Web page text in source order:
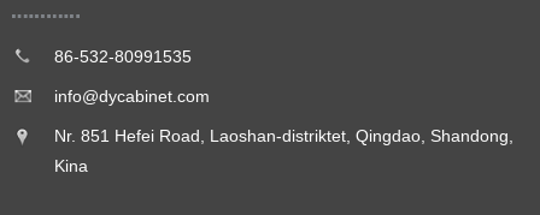
86-532-80991535
info@dycabinet.com
Nr. 851 Hefei Road, Laoshan-distriktet, Qingdao, Shandong,
Kina